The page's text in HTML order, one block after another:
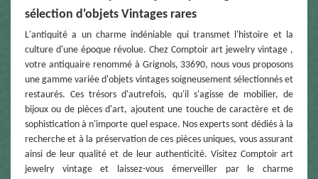
sélection d'objets Vintages rares
L'antiquité a un charme indéniable qui transmet l'histoire et la
culture d'une époque révolue. Chez Comptoir art jewelry vintage ,
votre antiquaire renommé à Grignols, 33690, nous vous proposons
une gamme variée d'objets vintages soigneusement sélectionnés et
restaurés. Ces trésors d'autrefois, qu'il s'agisse de mobilier, de
bijoux ou de pièces d'art, ajoutent une touche de caractère et de
sophistication à n'importe quel espace. Nos experts sont dédiés à la
recherche et à la préservation de ces pièces uniques, vous assurant
ainsi de leur qualité et de leur authenticité. Visitez Comptoir art
jewelry vintage et laissez-vous émerveiller par le charme